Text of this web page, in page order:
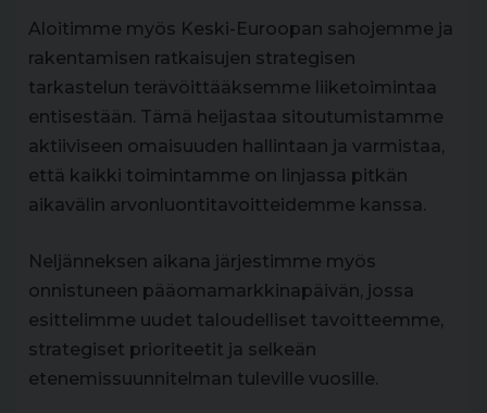
Aloitimme myös Keski-Euroopan sahojemme ja
rakentamisen ratkaisujen strategisen
tarkastelun terävöittääksemme liiketoimintaa
entisestään. Tämä heijastaa sitoutumistamme
aktiiviseen omaisuuden hallintaan ja varmistaa,
että kaikki toimintamme on linjassa pitkän
aikavälin arvonluontitavoitteidemme kanssa.
Neljänneksen aikana järjestimme myös
onnistuneen pääomamarkkinapäivän, jossa
esittelimme uudet taloudelliset tavoitteemme,
strategiset prioriteetit ja selkeän
etenemissuunnitelman tuleville vuosille.